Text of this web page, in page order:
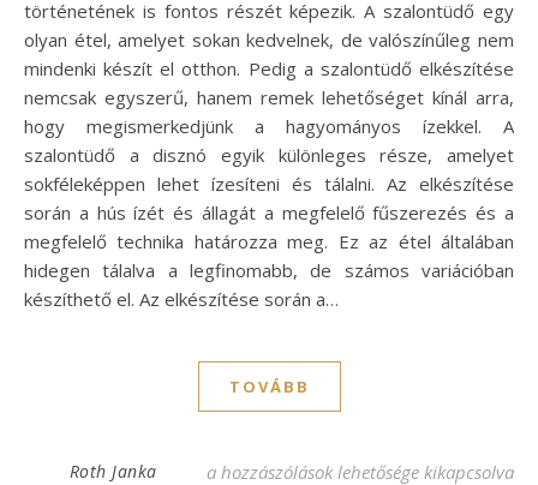
történetének is fontos részét képezik. A szalontüdő egy
olyan étel, amelyet sokan kedvelnek, de valószínűleg nem
mindenki készít el otthon. Pedig a szalontüdő elkészítése
nemcsak egyszerű, hanem remek lehetőséget kínál arra,
hogy megismerkedjünk a hagyományos ízekkel. A
szalontüdő a disznó egyik különleges része, amelyet
sokféleképpen lehet ízesíteni és tálalni. Az elkészítése
során a hús ízét és állagát a megfelelő fűszerezés és a
megfelelő technika határozza meg. Ez az étel általában
hidegen tálalva a legfinomabb, de számos variációban
készíthető el. Az elkészítése során a…
TOVÁBB
Roth Janka Egyszerű szalontüdő recept –
a hozzászólások lehetősége kikapcsolva